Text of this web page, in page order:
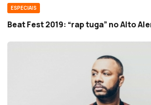
ESPECIAIS
Beat Fest 2019: “rap tuga” no Alto